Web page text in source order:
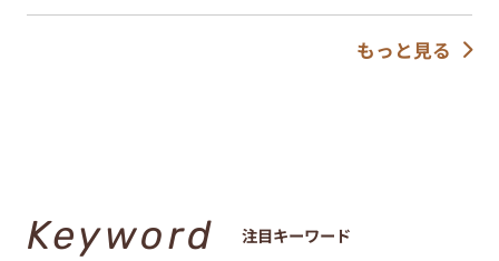
もっと見る
Keyword 注目キーワード